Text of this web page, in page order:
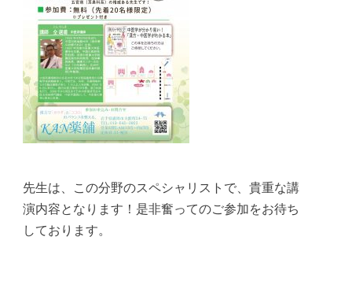
先生は、この分野のスペシャリストで、貴重な講
演内容となります！是非奮ってのご参加をお待ち
しております。